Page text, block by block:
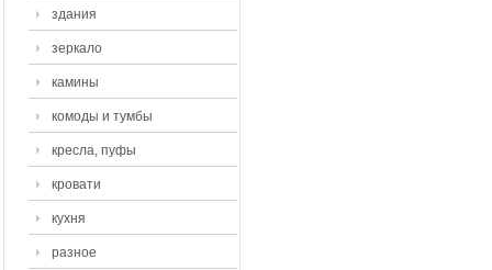
здания
зеркало
камины
комоды и тумбы
кресла, пуфы
кровати
кухня
разное